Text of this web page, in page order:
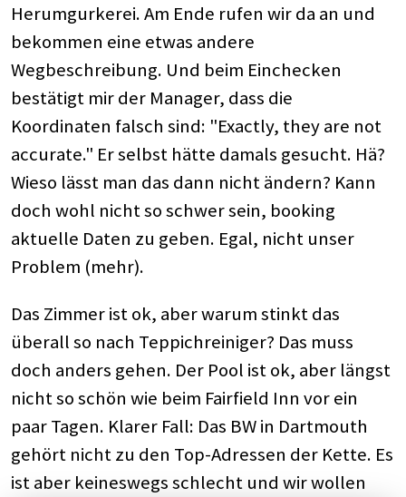
Herumgurkerei. Am Ende rufen wir da an und
bekommen eine etwas andere
Wegbeschreibung. Und beim Einchecken
bestätigt mir der Manager, dass die
Koordinaten falsch sind: "Exactly, they are not
accurate." Er selbst hätte damals gesucht. Hä?
Wieso lässt man das dann nicht ändern? Kann
doch wohl nicht so schwer sein, booking
aktuelle Daten zu geben. Egal, nicht unser
Problem (mehr).
Das Zimmer ist ok, aber warum stinkt das
überall so nach Teppichreiniger? Das muss
doch anders gehen. Der Pool ist ok, aber längst
nicht so schön wie beim Fairfield Inn vor ein
paar Tagen. Klarer Fall: Das BW in Dartmouth
gehört nicht zu den Top-Adressen der Kette. Es
ist aber keineswegs schlecht und wir wollen